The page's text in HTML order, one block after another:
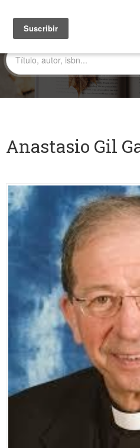
Anastasio Gil